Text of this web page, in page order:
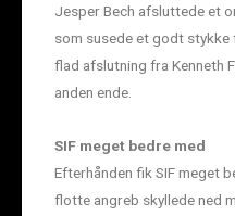
Jesper Bech afsluttede et
som susede et godt stykke
flad afslutning fra Kenneth
anden ende.
SIF meget bedre med
Efterhånden fik SIF meget
flotte angreb skyllede ned